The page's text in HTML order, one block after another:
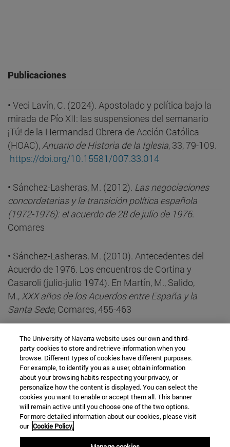
Publicaciones
• Veci Lavín, C. (2024). Apostolado y política bajo la
mirada de Pío XII: las suspensiones del semanario
¡Tú! de la Hermandad Obrera de Acción Católica
(HOAC), Anuario de Historia de la Iglesia, 33, 79-109.
https://doi.org/10.15581/007.33.014
• Sánchez-Lasheras, M. (2012). Las negociaciones
concordatarias y la transición política española
(1972-1976): el acuerdo de 28 de julio de 1976.
Comares
• Sánchez-Lasheras, M. (2010). Antecedentes del
Acuerdo de 1976. Los encuentros de Cortina y
Casaroli (julio-julio 1974). En Martín, M., Salido,
M., XXX años de los Acuerdos entre España y la
Santa Sede, Comares, 455-463
• Sánchez-Lasheras, M., Blanco, M., Castillo, B.,
Sánchez-Lasheras, M., Fuentes, J. A. (2010). Un
nuevo sistema concordatario: los Acuerdos de 1976 y
1979. El papel de la diplomacia vaticana y española
(1972-1976).Ius et Iura. Escritos de Derecho
Eclesiástico y de Derecho Canónico en honor del
profesor Juan Fornés. Comares
The University of Navarra website uses our own and third-
party cookies to store and retrieve information when you
browse. Different types of cookies have different purposes.
For example, to identify you as a user, obtain information
about your browsing habits respecting your privacy, or
personalize how the content is displayed. You can select the
cookies you want to enable or accept them all. This banner
will remain active until you choose one of the two options.
For more detailed information about our cookies, please visit
our Cookie Policy.